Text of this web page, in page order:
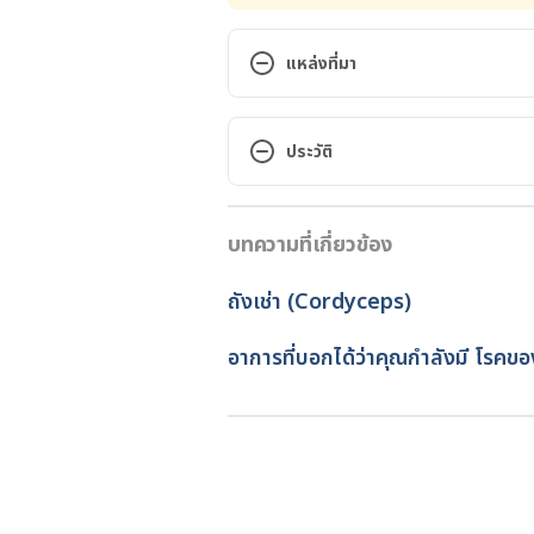
แหล่งที่มา
Lingonberry. http://
Apr 8, 2017
Lingonberry. http://
oz-283-g/32850. Accessed Apr 8,
ประวัติ
12/05/2020
ตรวจสอบความถูกต้องของข้อมูลโ
อัปเดตโดย:
Nattrakamol
บทความที่เกี่ยวข้อง
ถังเช่า (Cordyceps)
อาการที่บอกได้ว่าคุณกำลังมี โรคข